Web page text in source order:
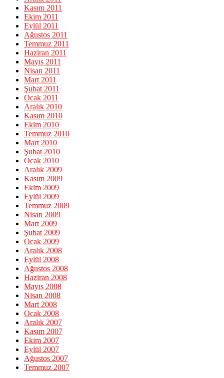
Kasım 2011
Ekim 2011
Eylül 2011
Ağustos 2011
Temmuz 2011
Haziran 2011
Mayıs 2011
Nisan 2011
Mart 2011
Şubat 2011
Ocak 2011
Aralık 2010
Kasım 2010
Ekim 2010
Temmuz 2010
Mart 2010
Şubat 2010
Ocak 2010
Aralık 2009
Kasım 2009
Ekim 2009
Eylül 2009
Temmuz 2009
Nisan 2009
Mart 2009
Şubat 2009
Ocak 2009
Aralık 2008
Eylül 2008
Ağustos 2008
Haziran 2008
Mayıs 2008
Nisan 2008
Mart 2008
Ocak 2008
Aralık 2007
Kasım 2007
Ekim 2007
Eylül 2007
Ağustos 2007
Temmuz 2007